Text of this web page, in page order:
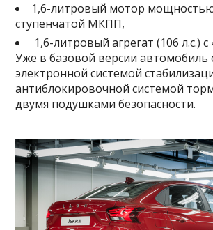
1,6-литровый мотор мощностью
ступенчатой МКПП,
1,6-литровый агрегат (106 л.с.)
Уже в базовой версии автомобиль
электронной системой
антиблокировочной системой
двумя подушками безопасности.